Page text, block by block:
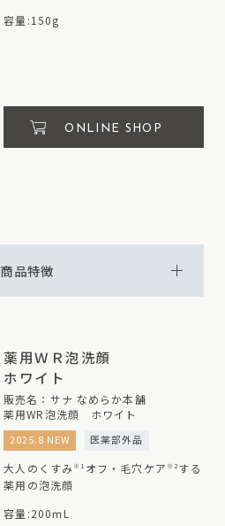
容量:150g
ONLINE SHOP
商品特徴
薬用ＷＲ泡洗顔
ホワイト
販売名：サナ なめらか本舗
薬用WR泡洗顔 ホワイト
2025.8 NEW 医薬部外品
大人のくすみ ※1 オフ・毛穴ケア ※2 する
薬用の泡洗顔
容量:200ｍL